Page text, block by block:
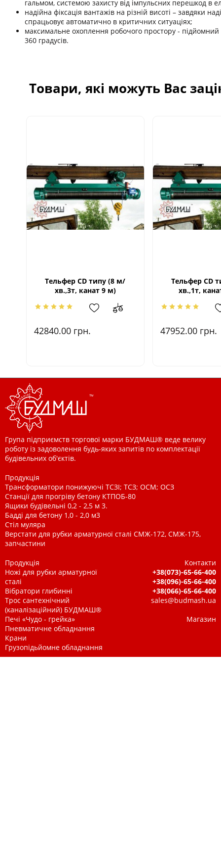
гальмом, системою захисту від імпульсних перешкод в
надійна фіксація вантажів на різній висоті – завдяки
спрацьовує автоматично в критичних ситуаціях;
максимальне охоплення робочого простору - підйомний
360 градусів.
Товари, які можуть Вас
Тельфер CD типу (8 м/
хв.,3т, канат 9 м)
42840.00 грн.
Тельфер CD
хв.,1т,
47952.00 грн.
Група підприємств торгової марки БУДМАШ® веде велику
роботу із задоволення будь-яких запитів по комплектації
будівельних об'єктів.
Продукція
Трансформатори понижуючі ТСЗІ; ТСЗ; ОСМ; ОСЗ
Станції для прогріву бетону КТПОБ-80
Ящики будівельні 0,2 - 2,5 м 3.
Бадді для бетону 1,0 - 2,0 м3
Стіл муляра
Верстати для рубки арматурної сталі СМЖ-172, СМЖ-175,
запчастини
Продукція
Ножі для рубки арматурної
сталі
Вібратори глибинні
Трос сантехнічний
(каналізаційний) БУДМАШ®
Печі «Чудо - грейка»
Пневматичне обладнання
Крани
Грузопідьйомне обладнання
Контакти
+38(073)-65-66-400
+38(096)-65-66-400
+38(066)-65-66-400
sales@budmash.ua
Магазин